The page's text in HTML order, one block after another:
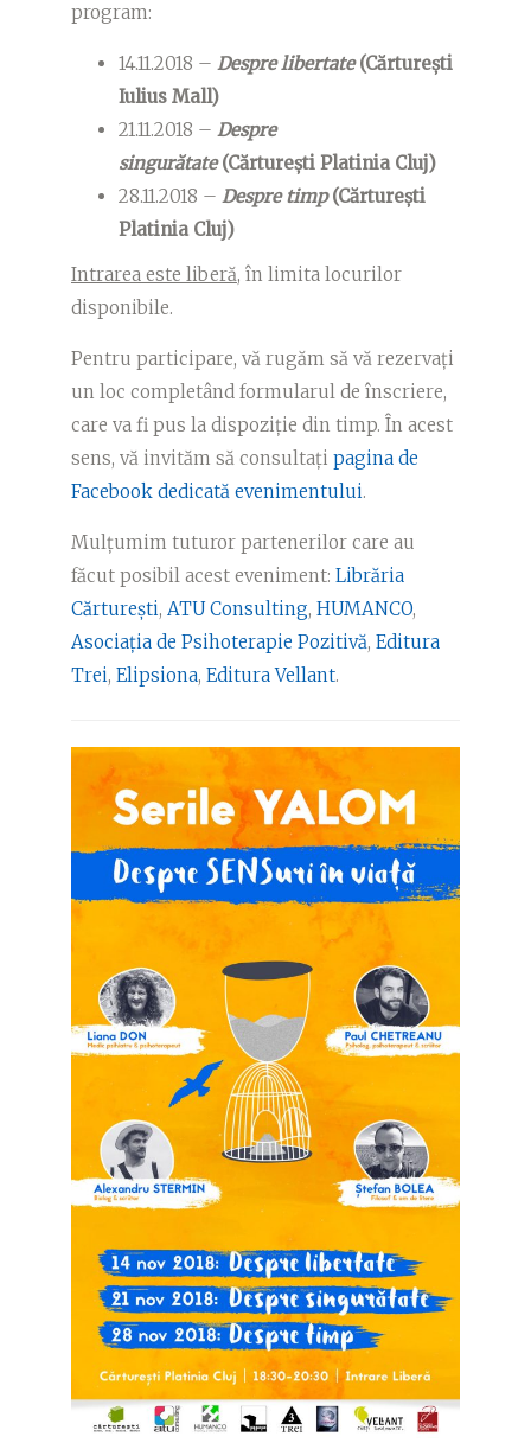
program:
14.11.2018 – Despre libertate(Cărturești
Iulius Mall)
21.11.2018 – Despre
singurătate(Cărturești Platinia Cluj)
28.11.2018 – Despre timp(Cărturești
Platinia Cluj)
Intrarea este liberă, în limita locurilor
disponibile.
Pentru participare, vă rugăm să vă rezervați
un loc completând formularul de înscriere,
care va fi pus la dispoziție din timp. În acest
sens, vă invităm să consultați pagina de
Facebook dedicată evenimentului.
Mulțumim tuturor partenerilor care au
făcut posibil acest eveniment: Librăria
Cărturești, ATU Consulting, HUMANCO,
Asociația de Psihoterapie Pozitivă, Editura
Trei, Elipsiona, Editura Vellant.